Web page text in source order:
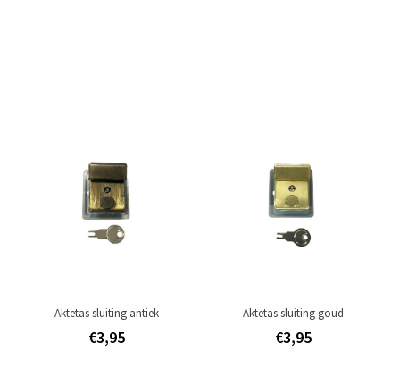
Aktetas sluiting antiek
€3,95
Aktetas sluiting goud
€3,95